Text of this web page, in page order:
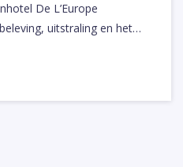
De L’Europe
uitstraling en het…